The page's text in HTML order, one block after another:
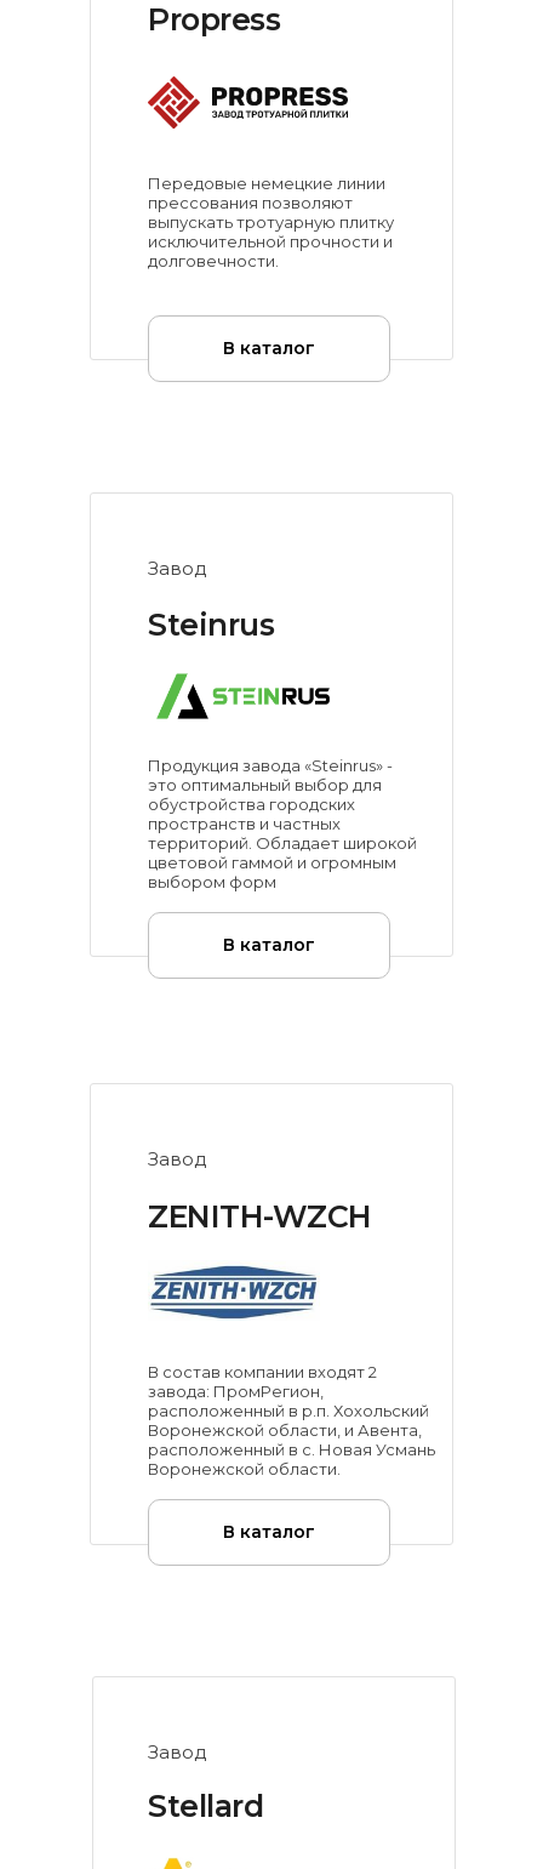
Stellard
Завод
Propress
В каталог
Steinrus
Продукция завода «Steinrus» -
это оптимальный выбор для
обустройства городских
пространств и частных
территорий. Обладает широкой
цветовой гаммой и огромным
выбором форм
Передовые немецкие линии
прессования позволяют
выпускать тротуарную плитку
исключительной прочности и
долговечности.
Завод
В каталог
ZENITH-WZCH
Завод
В каталог
В состав компании входят 2
завода: ПромРегион,
расположенный в р.п. Хохольский
Воронежской области, и Авента,
расположенный в с. Новая Усмань
Воронежской области.